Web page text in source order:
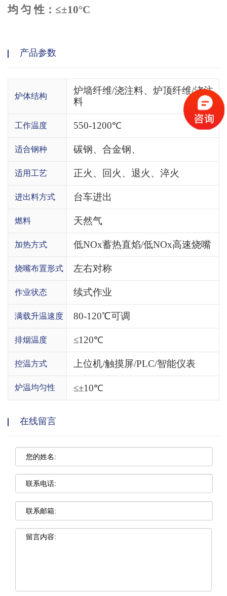
均 匀 性： ≤±10°C
产品参数
炉体结构
炉墙纤维/浇注料、炉顶纤维/浇注
料
工作温度 550-1200℃
适合钢种 碳钢、合金钢、
适用工艺 正火、回火、退火、淬火
进出料方式 台车进出
燃料 天然气
加热方式 低NOx蓄热直焰/低NOx高速烧嘴
烧嘴布置形式 左右对称
作业状态 续式作业
满载升温速度 80-120℃可调
排烟温度 ≤120℃
控温方式 上位机/触摸屏/PLC/智能仪表
炉温均匀性 ≤±10℃
在线留言